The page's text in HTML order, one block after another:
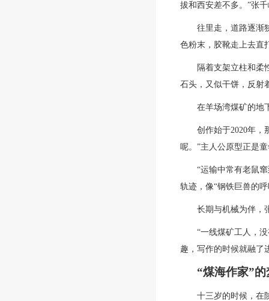
拔和西安差不多。”张
往里走，道路逐渐
色粉末，胶靴走上去直
隔着支架立柱和柔
石头，又似干饼，反射
在羊场湾煤矿的地
创作始于2020年，
呢。”主人公原型正是
“运输中常有老鼠
轨迹，像“钢铁巨兽的
长期与机械为伴，
“一线煤矿工人，
趣，写作的时候就融了
“煤海作家”的
十三岁的时候，在